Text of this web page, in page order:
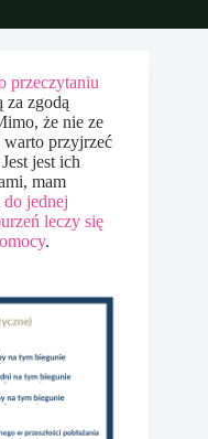
przeczytaniu
za zgodą
że nie ze
warto przyjrzeć
jest ich
mam
do jednej
leczy się
.